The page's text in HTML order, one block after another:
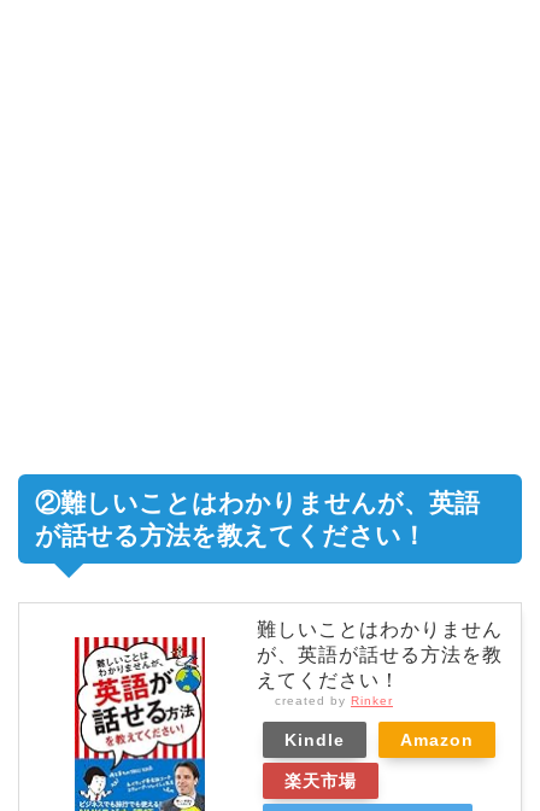
②難しいことはわかりませんが、英語
が話せる方法を教えてください！
難しいことはわかりません
が、英語が話せる方法を教
えてください！
created by Rinker
Kindle Amazon
楽天市場